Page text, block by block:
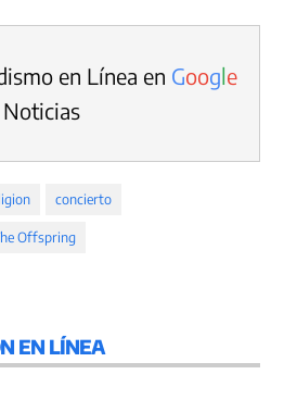
en Línea en Google
Noticias
concierto
Offspring
EN LÍNEA